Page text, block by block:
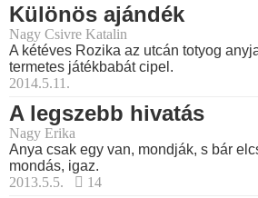
Különös ajándék
Nagy Csivre Katalin
A kétéves Rozika az utcán totyog
termetes játékbabát cipel.
2014.5.11.
A legszebb hivatás
Nagy Erika
Anya csak egy van, mondják, s bár
mondás, igaz.
2013.5.5.
14